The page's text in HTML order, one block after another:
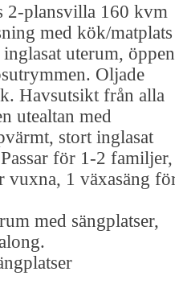
2-plansvilla 160 kvm
med kök/
uterum, öppen
Oljade
Havsutsikt från alla
utealtan med
stort inglasat
för 1-2 familjer,
vuxna, 1 växasäng
med sängplatser,